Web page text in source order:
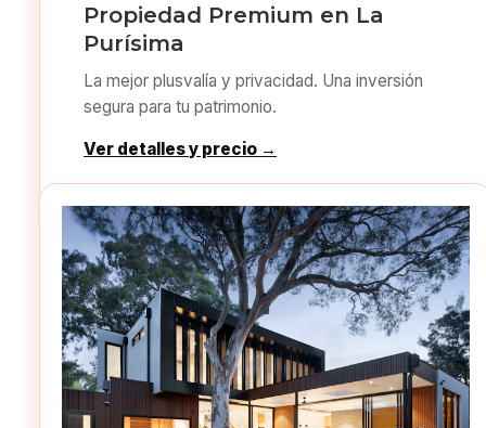
Propiedad Premium en La
Purísima
La mejor plusvalía y privacidad. Una inversión
segura para tu patrimonio.
Ver detalles y precio →